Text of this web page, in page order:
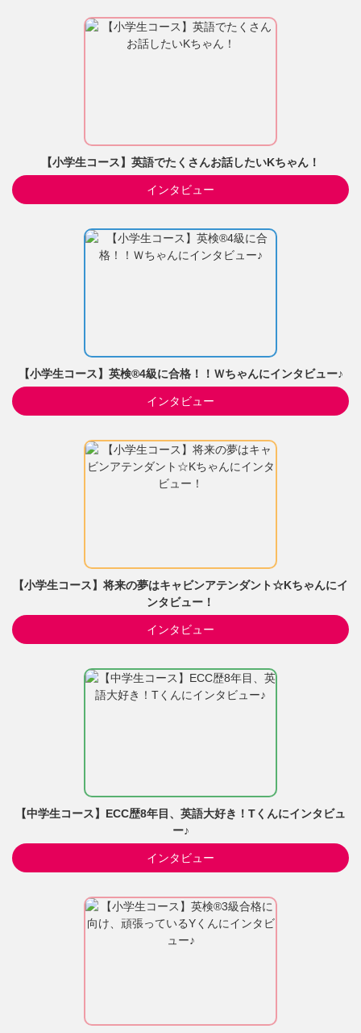
【小学生コース】英語でたくさんお話したいKちゃん！
インタビュー
【小学生コース】英検®4級に合格！！Ｗちゃんにインタビュー♪
インタビュー
【小学生コース】将来の夢はキャビンアテンダント☆Kちゃんにイ
ンタビュー！
インタビュー
【中学生コース】ECC歴8年目、英語大好き！Tくんにインタビュ
ー♪
インタビュー